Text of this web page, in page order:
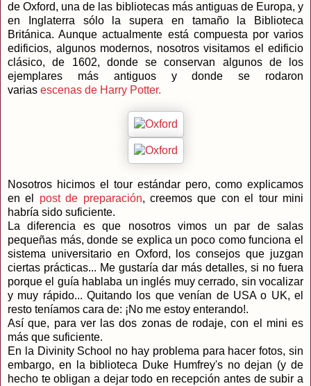
de Oxford, una de las bibliotecas más antiguas de Europa, y
en Inglaterra sólo la supera en tamaño la Biblioteca
Británica. Aunque actualmente está compuesta por varios
edificios, algunos modernos, nosotros visitamos el edificio
clásico, de 1602, donde se conservan algunos de los
ejemplares más antiguos y donde se rodaron
varias escenas de Harry Potter.
Nosotros hicimos el tour estándar pero, como explicamos
en el post de preparación, creemos que con el tour mini
habría sido suficiente.
La diferencia es que nosotros vimos un par de salas
pequeñas más, donde se explica un poco como funciona el
sistema universitario en Oxford, los consejos que juzgan
ciertas prácticas... Me gustaría dar más detalles, si no fuera
porque el guía hablaba un inglés muy cerrado, sin vocalizar
y muy rápido... Quitando los que venían de USA o UK, el
resto teníamos cara de: ¡No me estoy enterando!.
Así que, para ver las dos zonas de rodaje, con el mini es
más que suficiente.
En la Divinity School no hay problema para hacer fotos, sin
embargo, en la biblioteca Duke Humfrey's no dejan (y de
hecho te obligan a dejar todo en recepción antes de subir a